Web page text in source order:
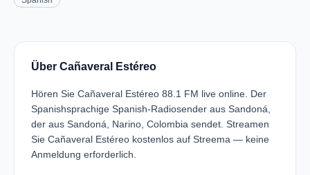
Über Cañaveral Estéreo
Hören Sie Cañaveral Estéreo 88.1 FM live online. Der
Spanishsprachige Spanish-Radiosender aus Sandoná,
der aus Sandoná, Narino, Colombia sendet. Streamen
Sie Cañaveral Estéreo kostenlos auf Streema — keine
Anmeldung erforderlich.